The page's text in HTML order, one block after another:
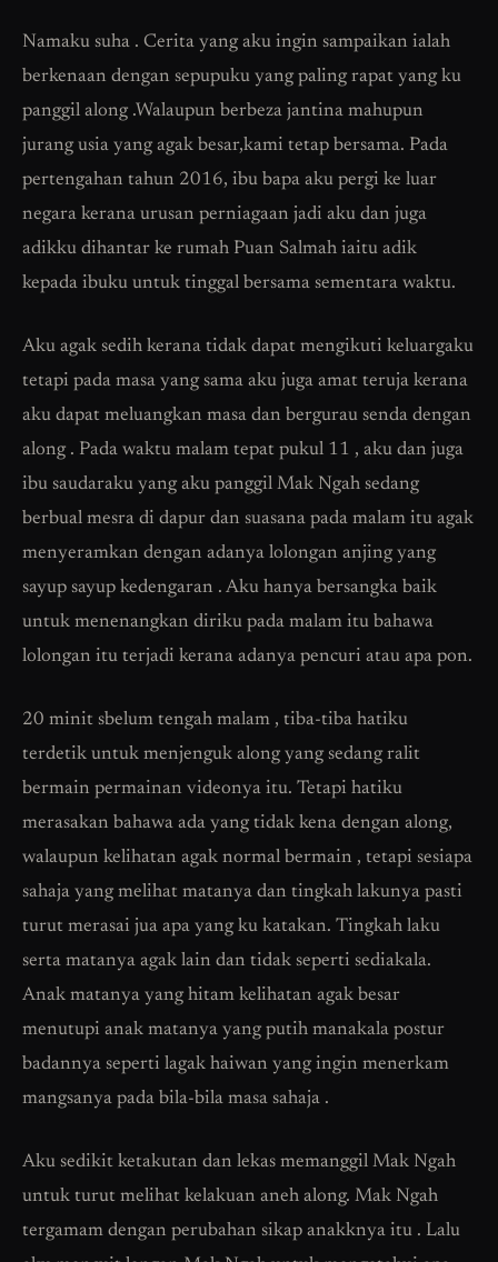
Namaku suha . Cerita yang aku ingin sampaikan ialah
berkenaan dengan sepupuku yang paling rapat yang ku
panggil along .Walaupun berbeza jantina mahupun
jurang usia yang agak besar,kami tetap bersama. Pada
pertengahan tahun 2016, ibu bapa aku pergi ke luar
negara kerana urusan perniagaan jadi aku dan juga
adikku dihantar ke rumah Puan Salmah iaitu adik
kepada ibuku untuk tinggal bersama sementara waktu.
Aku agak sedih kerana tidak dapat mengikuti keluargaku
tetapi pada masa yang sama aku juga amat teruja kerana
aku dapat meluangkan masa dan bergurau senda dengan
along . Pada waktu malam tepat pukul 11 , aku dan juga
ibu saudaraku yang aku panggil Mak Ngah sedang
berbual mesra di dapur dan suasana pada malam itu agak
menyeramkan dengan adanya lolongan anjing yang
sayup sayup kedengaran . Aku hanya bersangka baik
untuk menenangkan diriku pada malam itu bahawa
lolongan itu terjadi kerana adanya pencuri atau apa pon.
20 minit sbelum tengah malam , tiba-tiba hatiku
terdetik untuk menjenguk along yang sedang ralit
bermain permainan videonya itu. Tetapi hatiku
merasakan bahawa ada yang tidak kena dengan along,
walaupun kelihatan agak normal bermain , tetapi sesiapa
sahaja yang melihat matanya dan tingkah lakunya pasti
turut merasai jua apa yang ku katakan. Tingkah laku
serta matanya agak lain dan tidak seperti sediakala.
Anak matanya yang hitam kelihatan agak besar
menutupi anak matanya yang putih manakala postur
badannya seperti lagak haiwan yang ingin menerkam
mangsanya pada bila-bila masa sahaja .
Aku sedikit ketakutan dan lekas memanggil Mak Ngah
untuk turut melihat kelakuan aneh along. Mak Ngah
tergamam dengan perubahan sikap anakknya itu . Lalu